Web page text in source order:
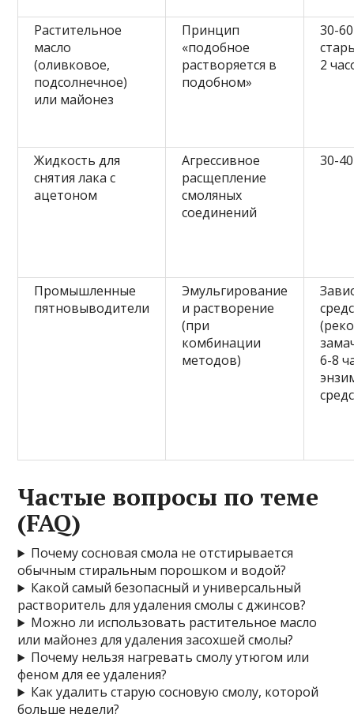
Растительное
масло
(оливковое,
подсолнечное)
или майонез
Принцип
«подобное
растворяется в
подобном»
30-
2
Жидкость для
снятия лака с
ацетоном
Агрессивное
расщепление
смоляных
соединений
30-
Промышленные
пятновыводители
Эмульгирование
и растворение
(при
комбинации
методов)
6-8
Частые вопросы по теме
(FAQ)
Почему сосновая смола не отстирывается
обычным стиральным порошком и водой?
Какой самый безопасный и универсальный
растворитель для удаления смолы с джинсов?
Можно ли использовать растительное масло
или майонез для удаления засохшей смолы?
Почему нельзя нагревать смолу утюгом или
феном для ее удаления?
Как удалить старую сосновую смолу, которой
больше недели?